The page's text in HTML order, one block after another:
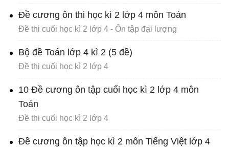
Đề cương ôn thi học kì 2 lớp 4 môn Toán
Đề thi cuối học kì 2 lớp 4 - Ôn tập đại lượng
Bộ đề Toán lớp 4 kì 2 (5 đề)
Đề thi cuối học kì 2 lớp 4
10 Đề cương ôn tập cuối học kì 2 lớp 4 môn
Toán
Đề thi cuối học kì 2 lớp 4
Đề cương ôn tập học kì 2 môn Tiếng Việt lớp 4